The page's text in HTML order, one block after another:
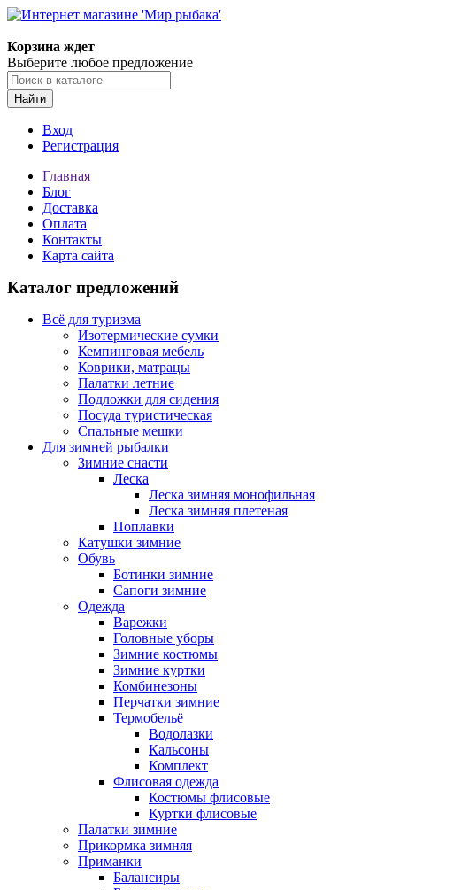
Корзина ждет
Выберите любое предложение
Найти
Вход
Регистрация
Главная
Блог
Доставка
Оплата
Контакты
Карта сайта
Каталог предложений
Всё для туризма
Изотермические сумки
Кемпинговая мебель
Коврики, матрацы
Палатки летние
Подложки для сидения
Посуда туристическая
Спальные мешки
Для зимней рыбалки
Зимние снасти
Леска
Леска зимняя монофильная
Леска зимняя плетеная
Поплавки
Катушки зимние
Обувь
Ботинки зимние
Сапоги зимние
Одежда
Варежки
Головные уборы
Зимние костюмы
Зимние куртки
Комбинезоны
Перчатки зимние
Термобельё
Водолазки
Кальсоны
Комплект
Флисовая одежда
Костюмы флисовые
Куртки флисовые
Палатки зимние
Прикормка зимняя
Приманки
Балансиры